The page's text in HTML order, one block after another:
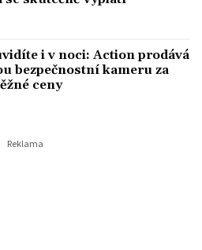
i v noci: Action prodává
bezpečnostní kameru za
ceny